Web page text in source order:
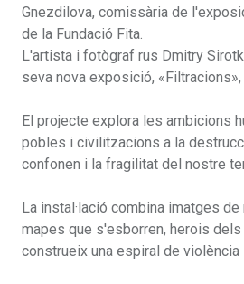
Gnezdilova, comissària de
de la Fundació Fita.
L'artista i fotògraf rus Dmitry
seva nova exposició,
El projecte explora les ambicions
pobles i civilitzacions a la
confonen i la fragilitat del nostre
La instal·lació combina imatges
mapes que s'esborren, herois
construeix una espiral de